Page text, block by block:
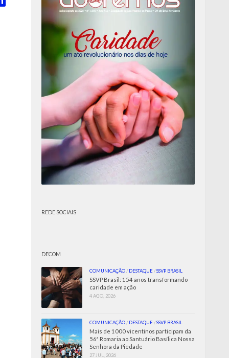
REDE SOCIAIS
DECOM
COMUNICAÇÃO / DESTAQUE /SSVP BRASIL
SSVP Brasil: 154 anos transformando
caridade em ação
4 AGO, 2026
COMUNICAÇÃO / DESTAQUE /SSVP BRASIL
Mais de 1000 vicentinos participam da
56ª Romaria ao Santuário Basílica Nossa
Senhora da Piedade
27 JUL, 2026